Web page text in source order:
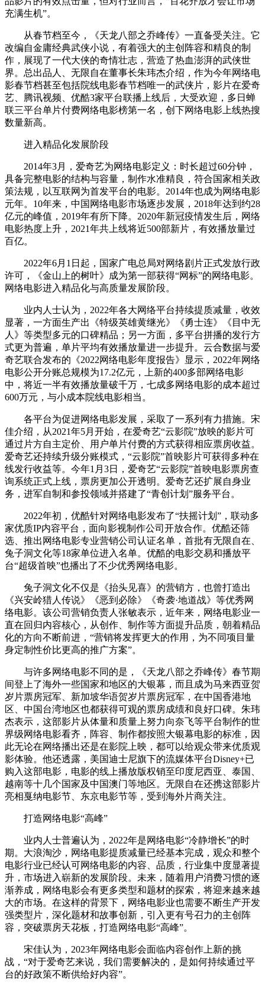
充满生机”。
从春节档至今，《天龙八部之乔峰传》一直备受关注。它
改编自金庸经典武侠小说，有着强大的主创阵容和精良的制
作，展现了一代大侠的奇情壮志，营造了热血澎湃的武侠世
界。总出品人、无限自在董事长朱玮杰介绍，作为今年网络电
影春节档甚至包括院线电影春节档唯一的武侠片，影片在爱奇
艺、腾讯视频、优酷3家平台联播上线后，大受欢迎，多日蝉
联三平台单片付费网络电影榜第一名，创下网络电影上线热搜
数量新高。
进入精品化发展阶段
2014年3月，爱奇艺为网络电影定义：时长超过60分钟，
具备完整电影的结构与容量，制作水准精良，符合国家相关政
策法规，以互联网为首发平台的电影。2014年也成为网络电影
元年。10年来，中国网络电影市场逐步发展，2018年达到约28
亿元的峰值，2019年有所下降。2020年新冠疫情发生后，网络
电影热度上升，2021年共上线将近500部新片，有效播放量过
百亿。
2022年6月1日起，国家广电总局对网络剧片正式发放行政
许可，《金山上的树叶》成为第一部获得“网标”的网络电影。
网络电影进入精品化与高质量发展阶段。
业内人士认为，2022年各大网络平台持续提质减量，收效
显著，一方面生产出《特级英雄黄继光》《勇士连》《目中无
人》等类型多元的口碑精品；另一方面，多平台拼播的发行方
式更为普遍，单片平均有效播放量进一步提升。云合数据与爱
奇艺联合发布的《2022网络电影年度报告》显示，2022年网络
电影公开分账总规模为17.2亿元，上新的400多部网络电影
中，将近一半有效播放量破千万，七成多网络电影的成本超过
600万元，与小成本院线电影相当。
各平台为促进网络电影发展，采取了一系列有力措施。宋
佳介绍，从2021年5月开始，在爱奇艺“云影院”放映的影片可
通过片方自主定价、用户单片付费的方式获得相应票房收益。
爱奇艺还持续升级分账模式，“云影院”首映影片可获得多种在
线发行收益等。今年1月3日，爱奇艺“云影院”首映电影票房查
询系统正式上线，票房更加公开透明。爱奇艺还扩展自身业
务，进军自制和参投领域并搭建了“青创计划”服务平台。
2022年初，优酷针对网络电影发布了“扶摇计划”，联动多
家优质IP内容平台，面向影视制作公司开放合作。优酷还筛
选、推出网络电影专业营销公司认证名单，首批有无限自在、
兔子洞文化等18家单位进入名单。优酷的电影交易和播放平
台“超级首映”也播出了不少优秀网络电影。
兔子洞文化不仅是《抬头见喜》的营销方，也曾打造出
《兴安岭猎人传说》《恶到必除》《奇袭·地道战》等优秀网
络电影。该公司营销负责人张敏表示，近年来，网络电影业一
直在回归内容核心，从创作、制作等方面提升品质，朝着精品
化的方向不断前进，“营销将发挥更大的作用，为不同项目量
身定制性价比更高的推广方案”。
与许多网络电影不同的是，《天龙八部之乔峰传》春节期
间登上了海外一些国家和地区的大银幕，而且成为马来西亚贺
岁片票房冠军、新加坡华语贺岁片票房冠军，在中国香港地
区、中国台湾地区也都获得可观的票房成绩和良好口碑。朱玮
杰表示，这部影片从体量和质量上努力向奈飞等平台制作的世
界级网络电影看齐，阵容、制作都按照大银幕电影的标准，因
此无论在网络播出还是在影院上映，都可以给观众带来优质观
影体验。他还透露，美国迪士尼旗下的流媒体平台Disney+已
购入这部电影，电影的线上播放版权销至印度尼西亚、泰国、
越南等十几个国家及中国澳门等地区。无限自在还携这部影片
亮相戛纳电影节、东京电影节等，受到海外片商关注。
打造网络电影“高峰”
业内人士普遍认为，2022年是网络电影“冷静增长”的时
期。大浪淘沙，网络电影提质减量已经基本完成，观众和整个
电影行业已经认可网络电影的内容、品质，行业集中度显著提
升，市场进入崭新的发展阶段。未来，随着用户消费习惯的逐
渐养成，网络电影会有更多类型和题材的探索，将迎来越来越
大的市场。在这样的背景下，网络电影业也需要不断生产开发
强类型片，深化题材和故事创新，引入更有号召力的主创阵
容，突破票房天花板，打造网络电影“高峰”。
宋佳认为，2023年网络电影会面临内容创作上新的挑
战，“对于爱奇艺来说，我们需要解决的，是如何持续通过平
台的好政策不断供给好内容”。